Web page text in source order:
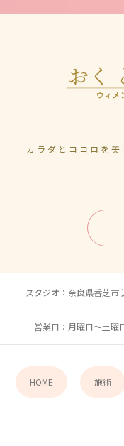
カラダとココロを
スタジオ：奈良県香芝市
営業日：月曜日〜土曜
HOME 施術